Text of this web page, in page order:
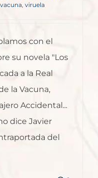
viruela
con el
su novela "Los
a la Real
la Vacuna,
Accidental...
dice Javier
del